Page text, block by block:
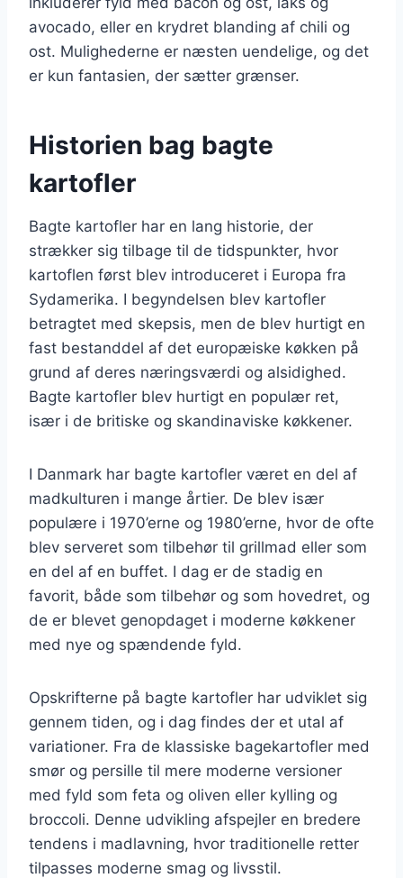
avocado, eller en krydret blanding af chili og
ost. Mulighederne er næsten uendelige, og det
er kun fantasien, der sætter grænser.
Historien bag bagte
kartofler
Bagte kartofler har en lang historie, der
strækker sig tilbage til de tidspunkter, hvor
kartoflen først blev introduceret i Europa fra
Sydamerika. I begyndelsen blev kartofler
betragtet med skepsis, men de blev hurtigt en
fast bestanddel af det europæiske køkken på
grund af deres næringsværdi og alsidighed.
Bagte kartofler blev hurtigt en populær ret,
især i de britiske og skandinaviske køkkener.
I Danmark har bagte kartofler været en del af
madkulturen i mange årtier. De blev især
populære i 1970’erne og 1980’erne, hvor de ofte
blev serveret som tilbehør til grillmad eller som
en del af en buffet. I dag er de stadig en
favorit, både som tilbehør og som hovedret, og
de er blevet genopdaget i moderne køkkener
med nye og spændende fyld.
Opskrifterne på bagte kartofler har udviklet sig
gennem tiden, og i dag findes der et utal af
variationer. Fra de klassiske bagekartofler med
smør og persille til mere moderne versioner
med fyld som feta og oliven eller kylling og
broccoli. Denne udvikling afspejler en bredere
tendens i madlavning, hvor traditionelle retter
tilpasses moderne smag og livsstil.